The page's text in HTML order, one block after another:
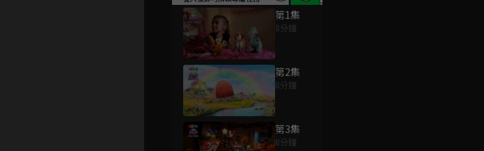
第1集
8分鐘
第2集
8分鐘
第3集
8分鐘